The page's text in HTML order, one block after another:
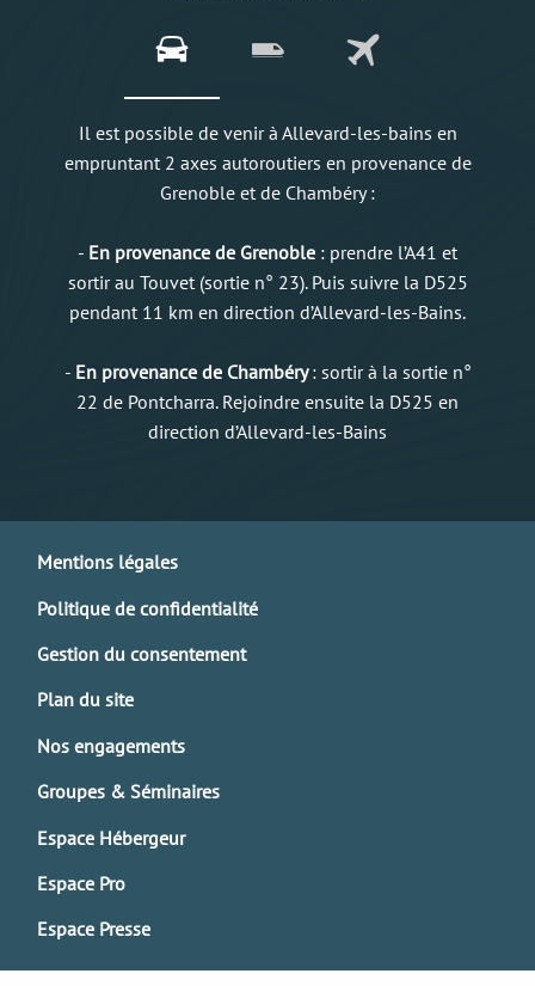
Il est possible de venir à Allevard-les-bains en
empruntant 2 axes autoroutiers en provenance de
Grenoble et de Chambéry :
- En provenance de Grenoble : prendre l’A41 et
sortir au Touvet (sortie n° 23). Puis suivre la D525
pendant 11 km en direction d’Allevard-les-Bains.
- En provenance de Chambéry: sortir à la sortie n°
22 de Pontcharra. Rejoindre ensuite la D525 en
direction d’Allevard-les-Bains
Mentions légales
Politique de confidentialité
Gestion du consentement
Plan du site
Nos engagements
Groupes & Séminaires
Espace Hébergeur
Espace Pro
Espace Presse